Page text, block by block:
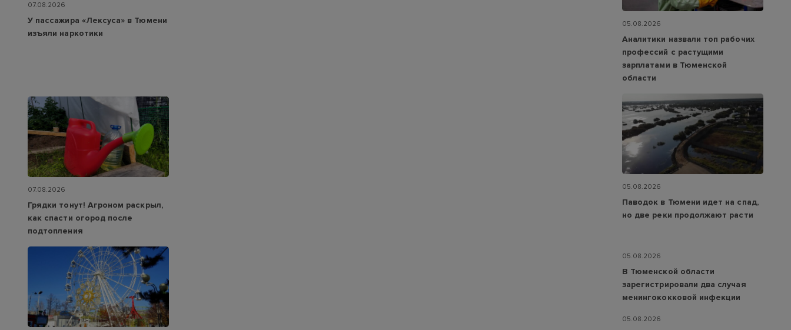
07.08.2026
У пассажира «Лексуса» в Тюмени
изъяли наркотики
07.08.2026
Грядки тонут! Агроном раскрыл,
как спасти огород после
подтопления
05.08.2026
Аналитики назвали топ рабочих
профессий с растущими
зарплатами в Тюменской
области
05.08.2026
Паводок в Тюмени идет на спад,
но две реки продолжают расти
05.08.2026
В Тюменской области
зарегистрировали два случая
менингококковой инфекции
05.08.2026